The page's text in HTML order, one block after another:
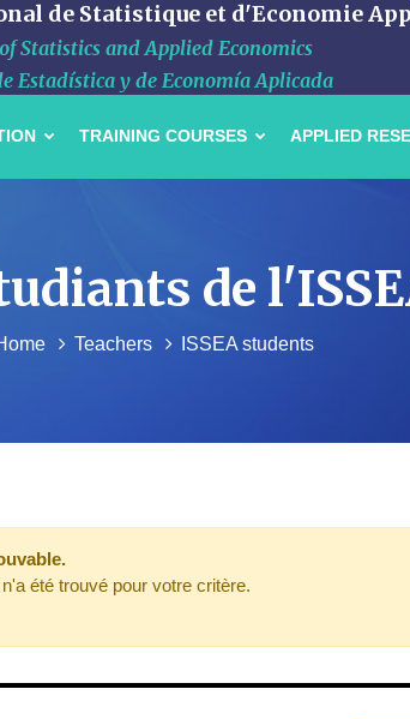
de Statistique et d'Economie
Statistics and Applied Economics
Estadística y de Economía Aplicada
TRAINING COURSES APPLIED
de
Teachers ISSEA students
été trouvé pour votre critère.